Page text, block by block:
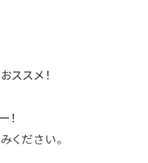
ススメ！
！
ください。